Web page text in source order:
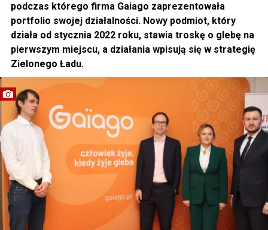
podczas którego firma Gaiago zaprezentowała
portfolio swojej działalności. Nowy podmiot, który
działa od stycznia 2022 roku, stawia troskę o glebę na
pierwszym miejscu, a działania wpisują się w strategię
Zielonego Ładu.